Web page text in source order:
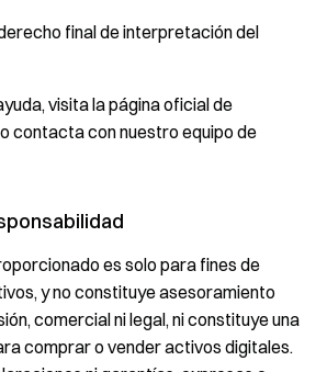
final de interpretación del
visita la página oficial de
contacta con nuestro equipo de
es solo para fines de
y no constituye asesoramiento
comercial ni legal, ni constituye una
comprar o vender activos digitales.